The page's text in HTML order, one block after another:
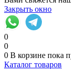
Закрыть окно
0
0
0 В корзине пока
Каталог товаров